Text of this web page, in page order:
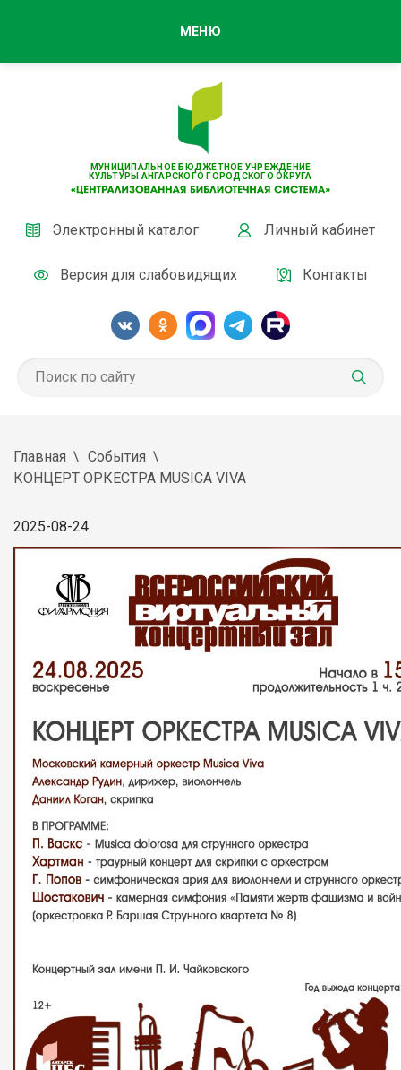
МУНИЦИПАЛЬНОЕ БЮДЖЕТНОЕ УЧРЕЖДЕНИЕ
КУЛЬТУРЫ АНГАРСКОГО ГОРОДСКОГО ОКРУГА
Электронный каталог Личный кабинет
Версия для слабовидящих Контакты
МЕНЮ
Главная
События
КОНЦЕРТ ОРКЕСТРА MUSICA VIVA
2025-08-24